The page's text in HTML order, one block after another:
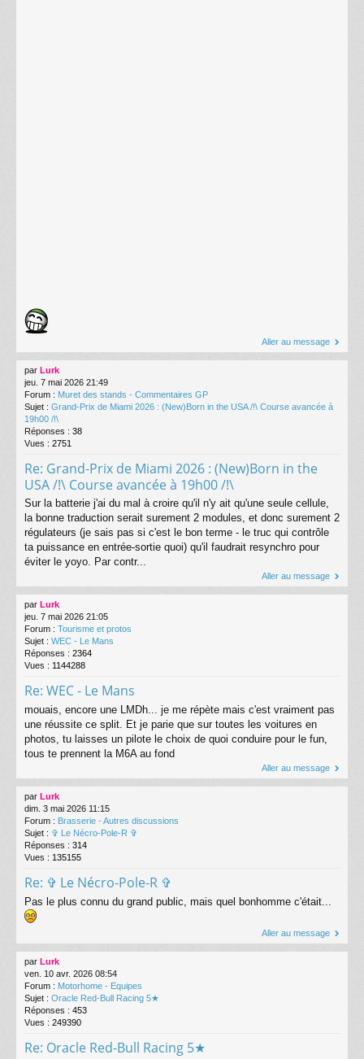
Aller au message
par Lurk
jeu. 7 mai 2026 21:49
Forum : Muret des stands - Commentaires GP
Sujet : Grand-Prix de Miami 2026 : (New)Born in the USA /!\ Course avancée à
19h00 /!\
Réponses : 38
Vues : 2751
Re: Grand-Prix de Miami 2026 : (New)Born in the
USA /!\ Course avancée à 19h00 /!\
Sur la batterie j'ai du mal à croire qu'il n'y ait qu'une seule cellule,
la bonne traduction serait surement 2 modules, et donc surement 2
régulateurs (je sais pas si c'est le bon terme - le truc qui contrôle
ta puissance en entrée-sortie quoi) qu'il faudrait resynchro pour
éviter le yoyo. Par contr...
Aller au message
par Lurk
jeu. 7 mai 2026 21:05
Forum : Tourisme et protos
Sujet : WEC - Le Mans
Réponses : 2364
Vues : 1144288
Re: WEC - Le Mans
mouais, encore une LMDh... je me répète mais c'est vraiment pas
une réussite ce split. Et je parie que sur toutes les voitures en
photos, tu laisses un pilote le choix de quoi conduire pour le fun,
tous te prennent la M6A au fond
Aller au message
par Lurk
dim. 3 mai 2026 11:15
Forum : Brasserie - Autres discussions
Sujet : ✞ Le Nécro-Pole-R ✞
Réponses : 314
Vues : 135155
Re: ✞ Le Nécro-Pole-R ✞
Pas le plus connu du grand public, mais quel bonhomme c'était...
Aller au message
par Lurk
ven. 10 avr. 2026 08:54
Forum : Motorhome - Equipes
Sujet : Oracle Red-Bull Racing 5★
Réponses : 453
Vues : 249390
Re: Oracle Red-Bull Racing 5★